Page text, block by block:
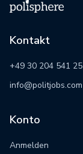
Kontakt
+49 30 204 541 25
info@politjobs.com
Konto
Anmelden